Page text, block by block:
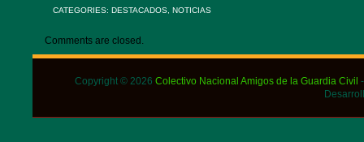
CATEGORIES: DESTACADOS, NOTICIAS
Comments are closed.
Copyright © 2026 Colectivo Nacional Amigos de la Guardia Civil